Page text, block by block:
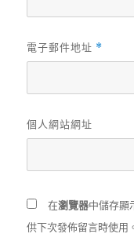
電子郵件地址 *
個人網站網址
在瀏覽器中儲存顯
供下次發佈留言時使用